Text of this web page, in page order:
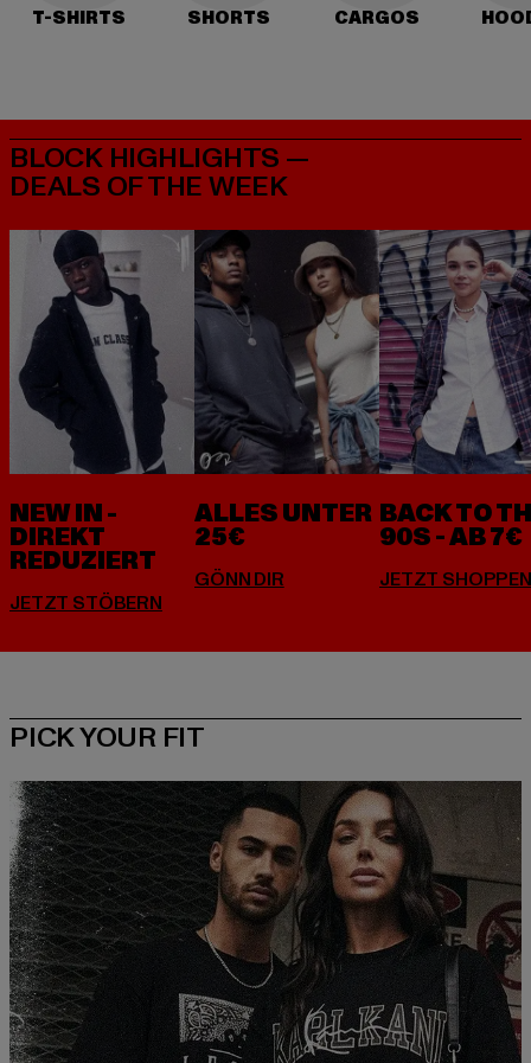
T-SHIRTS SHORTS CARGOS
BLOCK HIGHLIGHTS —
DEALS OF THE WEEK
NEW IN -
DIREKT
REDUZIERT
ALLES UNTER
25€
BACK TO
90S - AB 7€
PICK YOUR FIT